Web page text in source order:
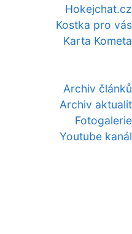
Hokejchat.cz
Kostka pro vás
Karta Kometa
Archiv článků
Archiv aktualit
Fotogalerie
Youtube kanál